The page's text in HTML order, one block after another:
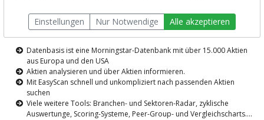
Die Aktienanalyse-Plattform von
TraderFox
Datenbasis ist eine Morningstar-Datenbank mit über 15.000 Aktien
aus Europa und den USA
Aktien analysieren und über Aktien informieren.
Mit EasyScan schnell und unkompliziert nach passenden Aktien
suchen
Viele weitere Tools: Branchen- und Sektoren-Radar, zyklische
Auswertunge, Scoring-Systeme, Peer-Group- und Vergleichscharts....
Einstellungen Nur Notwendige Alle akzeptieren